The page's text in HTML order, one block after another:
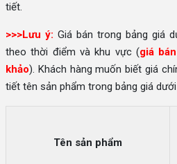
tiết.
>>>Lưu ý: Giá bán trong bảng giá
theo thời điểm và khu vực (giá
khảo). Khách hàng muốn biết giá
tiết tên sản phẩm trong bảng giá
Tên sản phẩm